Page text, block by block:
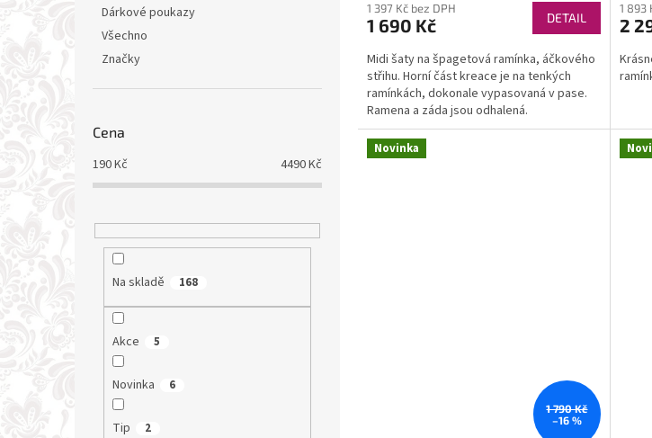
Dárkové poukazy
Všechno
Značky
Cena
190Kč 4490Kč
Na skladě 168
Akce 5
Novinka 6
Tip 2
1 397 Kč bez DPH
1 690 Kč DETAIL
Midi šaty na špagetová ramínka, áčkového
střihu. Horní část kreace je na tenkých
ramínkách, dokonale vypasovaná v pase.
Ramena a záda jsou odhalená.
1 893
2
Novinka
1 790 Kč
–16 %